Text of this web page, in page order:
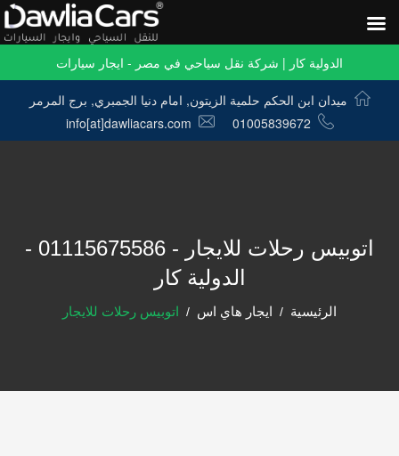
الدولية كار | شركة نقل سياحي في مصر - ايجار سيارات
ميدان ابن الحكم حلمية الزيتون, امام دنيا الجمبري, برج المرمر
01005839672
info[at]dawliacars.com
اتوبيس رحلات للايجار - 01115675586 -
الدولية كار
الرئيسية ايجار هاي اس اتوبيس رحلات للايجار